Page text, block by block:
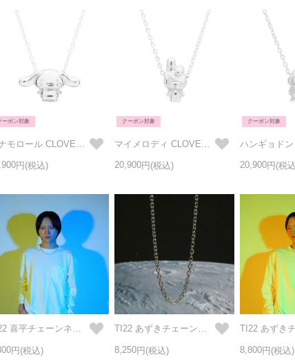
ーポン対象 クーポン対象
20,900
クーポン対象
20,900
TI22 喜平チェーンネックレス (太) 50cm TI22 あずきチェーンネックレス (細) 42cm
8,250 8,800